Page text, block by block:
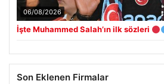
06/08/2026
İşte Muhammed Salah’ın ilk sözleri
Son Eklenen Firmalar